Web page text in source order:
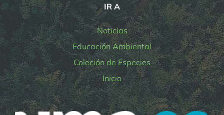
IR A
Noticias
Educación Ambiental
Coleción de Especies
Inicio